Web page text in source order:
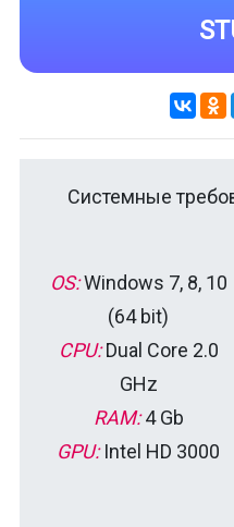
Системные
OS:Windows 7, 8, 10
(64 bit)
CPU:Dual Core 2.0
GHz
RAM:4 Gb
GPU:Intel HD 3000